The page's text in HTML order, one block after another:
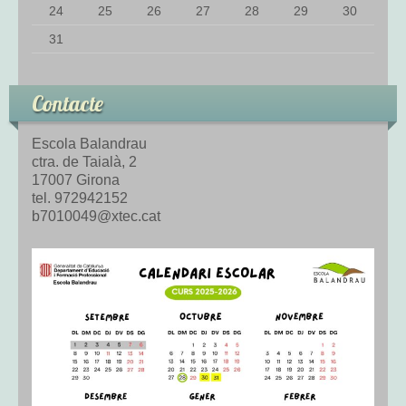
24
25 26 27 28 29
30
31
Contacte
Escola Balandrau
ctra. de Taialà, 2
17007 Girona
tel. 972942152
b7010049@xtec.cat